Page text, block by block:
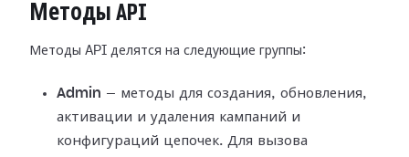
Методы API
Методы API делятся на следующие группы:
Admin — методы для создания, обновления,
активации и удаления кампаний и
конфигураций цепочек. Для вызова